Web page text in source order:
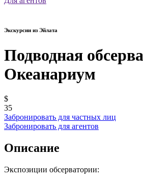
Экскурсии из Эйлата
Подводная
Океанариум
$
35
Забронировать для частных лиц
Забронировать для агентов
Описание
Экспозиции обсерватории: